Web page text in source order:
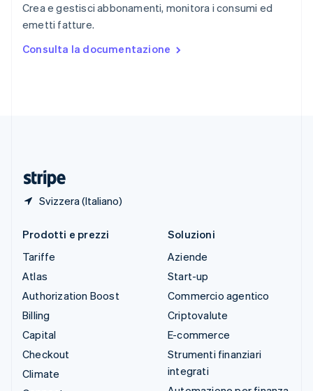
Crea e gestisci abbonamenti, monitora i consumi ed
emetti fatture.
Consulta la documentazione
Svizzera (Italiano)
Spagna
EspañolEnglish
English Español简体中文
Prodotti e prezzi
Tariffe
Atlas
Authorization Boost
Billing
Capital
Checkout
Climate
Soluzioni
Aziende
Start-up
Commercio agentico
Criptovalute
E-commerce
Strumenti finanziari
integrati